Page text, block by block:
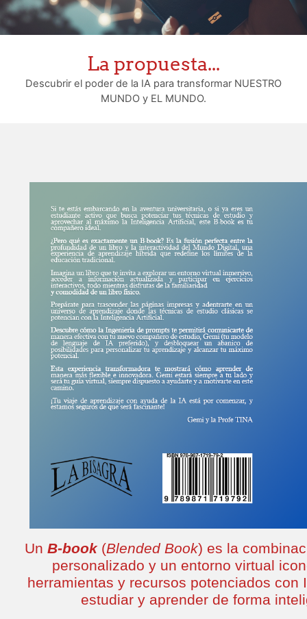
La propuesta...
Descubrir el poder de la IA para transformar NUESTRO
MUNDO y EL MUNDO.
Un B-book(Blended Book) es la
personalizado y un entorno virtual
herramientas y recursos potenciados
estudiar y aprender de forma